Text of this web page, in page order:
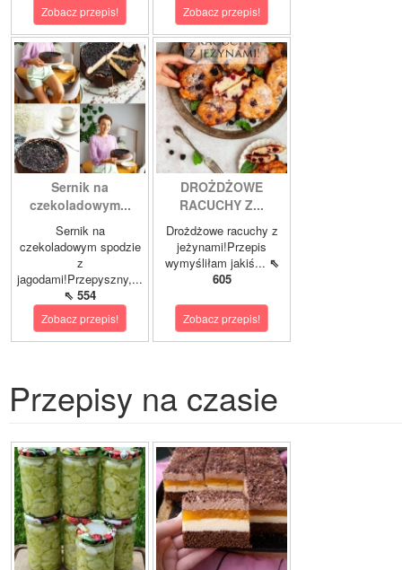
Zobacz przepis! Zobacz przepis!
Sernik na
czekoladowym...
Sernik na
czekoladowym spodzie
z
jagodami!Przepyszny,...
⇖ 554
Zobacz przepis!
DROŻDŻOWE
RACUCHY Z...
Drożdżowe racuchy z
jeżynami!Przepis
wymyśliłam jakiś... ⇖
605
Zobacz przepis!
Przepisy na czasie